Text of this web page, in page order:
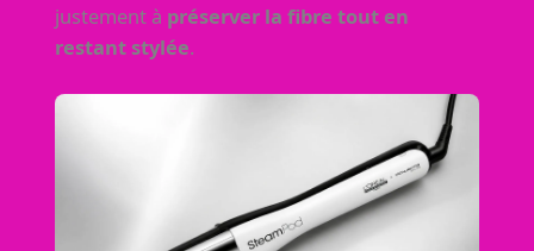
justement à préserver la fibre tout en
restant stylée.